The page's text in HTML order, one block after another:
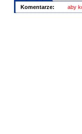
Komentarze:
aby